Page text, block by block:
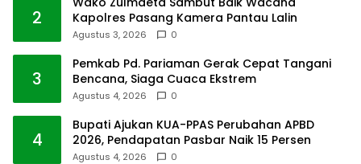
2
Kapolres Pasang Kamera Pantau Lalin
Agustus 3, 2026 0
3
Pemkab Pd. Pariaman Gerak Cepat Tangani
Bencana, Siaga Cuaca Ekstrem
Agustus 4, 2026 0
4
Bupati Ajukan KUA-PPAS Perubahan APBD
2026, Pendapatan Pasbar Naik 15 Persen
Agustus 4, 2026 0